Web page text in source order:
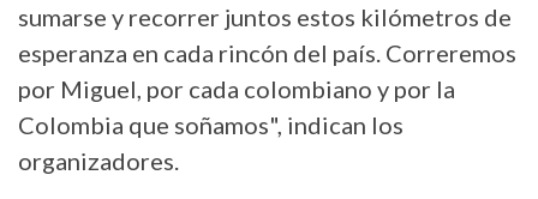
sumarse y recorrer juntos estos kilómetros de
esperanza en cada rincón del país. Correremos
por Miguel, por cada colombiano y por la
Colombia que soñamos", indican los
organizadores.